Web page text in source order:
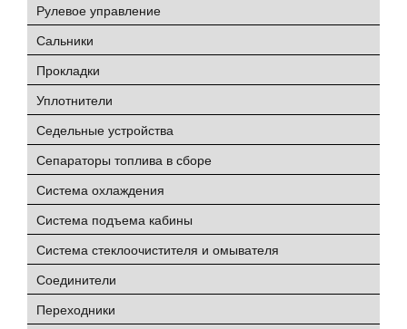
Рулевое управление
Сальники
Прокладки
Уплотнители
Седельные устройства
Сепараторы топлива в сборе
Система охлаждения
Система подъема кабины
Система стеклоочистителя и омывателя
Соединители
Переходники